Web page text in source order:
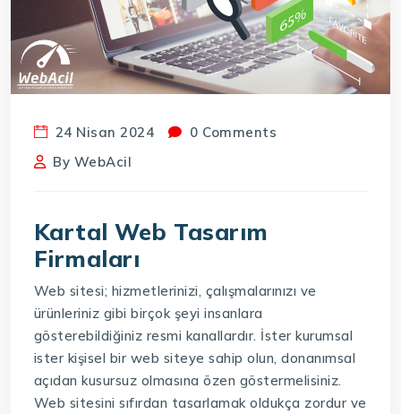
24 Nisan 2024
0 Comments
By WebAcil
Kartal Web Tasarım
Firmaları
Web sitesi; hizmetlerinizi, çalışmalarınızı ve
ürünleriniz gibi birçok şeyi insanlara
gösterebildiğiniz resmi kanallardır. İster kurumsal
ister kişisel bir web siteye sahip olun, donanımsal
açıdan kusursuz olmasına özen göstermelisiniz.
Web sitesini sıfırdan tasarlamak oldukça zordur ve